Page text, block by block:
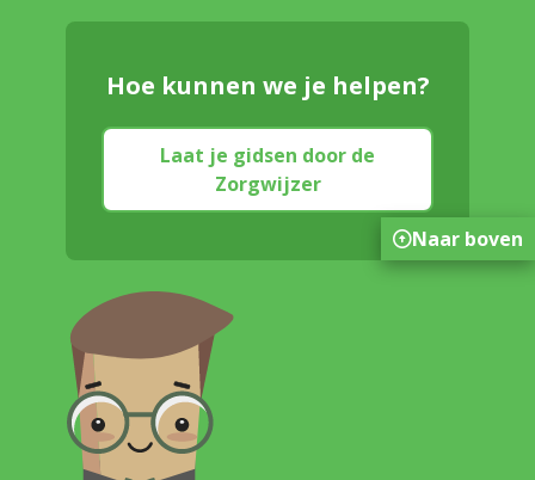
Hoe kunnen we je helpen?
Laat je gidsen door de
Zorgwijzer
Naar boven